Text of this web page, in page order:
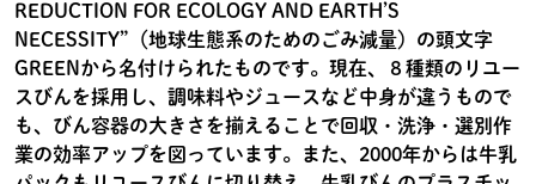
REDUCTION FOR ECOLOGY AND EARTH’S
NECESSITY”（地球生態系のためのごみ減量）の頭文字
GREENから名付けられたものです。現在、８種類のリユー
スびんを採用し、調味料やジュースなど中身が違うもので
も、びん容器の大きさを揃えることで回収・洗浄・選別作
業の効率アップを図っています。また、2000年からは牛乳